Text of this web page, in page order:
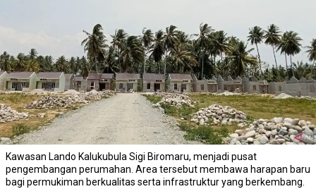
Kawasan Lando Kalukubula Sigi Biromaru, menjadi pusat
pengembangan perumahan. Area tersebut membawa harapan baru
bagi permukiman berkualitas serta infrastruktur yang berkembang.